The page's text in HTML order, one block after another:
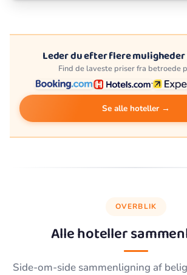
Leder du efter flere
Find de laveste priser fra betroede
Se alle hoteller →
OVERBLIK
Alle hoteller
Side-om-side sammenligning af